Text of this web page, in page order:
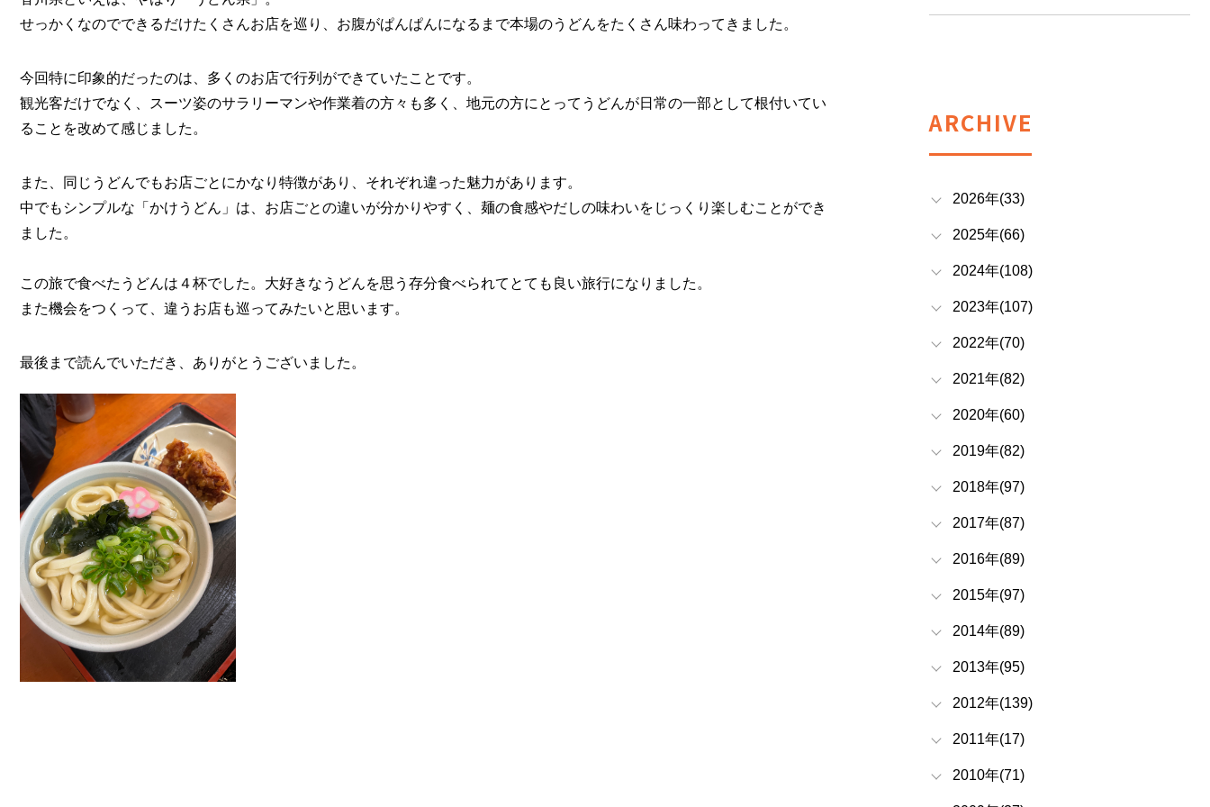
せっかくなのでできるだけたくさんお店を巡り、お腹がぱんぱんになるまで本場のうどんをたくさん味わってきました。
今回特に印象的だったのは、多くのお店で行列ができていたことです。
観光客だけでなく、スーツ姿のサラリーマンや作業着の方々も多く、地元の方にとってうどんが日常の一部として根付いてい
ることを改めて感じました。
また、同じうどんでもお店ごとにかなり特徴があり、それぞれ違った魅力があります。
中でもシンプルな「かけうどん」は、お店ごとの違いが分かりやすく、麺の食感やだしの味わいをじっくり楽しむことができ
ました。
この旅で食べたうどんは４杯でした。大好きなうどんを思う存分食べられてとても良い旅行になりました。
また機会をつくって、違うお店も巡ってみたいと思います。
最後まで読んでいただき、ありがとうございました。
ARCHIVE
2026年(33)
2025年(66)
2024年(108)
2023年(107)
2022年(70)
2021年(82)
2020年(60)
2019年(82)
2018年(97)
2017年(87)
2016年(89)
2015年(97)
2014年(89)
2013年(95)
2012年(139)
2011年(17)
2010年(71)